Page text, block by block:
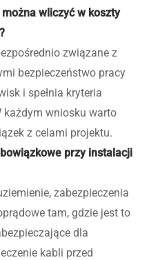
wliczyć w koszty
związane z
bezpieczeństwo pracy
i spełnia kryteria
każdym wniosku warto
z celami projektu.
przy instalacji
zabezpieczenia
tam, gdzie jest to
dla
kabli przed